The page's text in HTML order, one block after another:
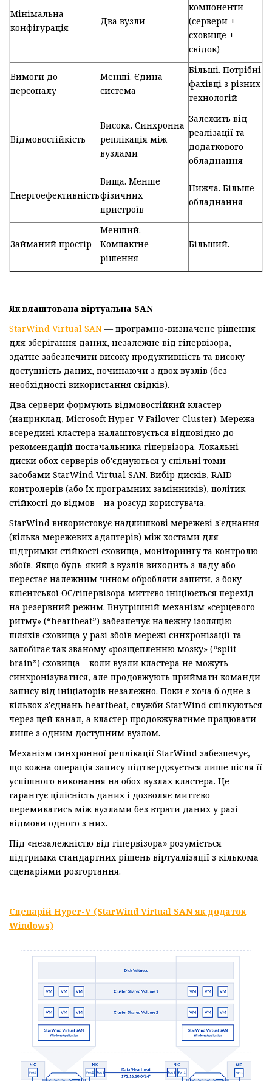
Мінімальна
конфігурація
Два вузли
компоненти
(сервери +
сховище +
свідок)
Вимоги до
персоналу
Менші. Єдина
система
Більші. Потрібні
фахівці з різних
технологій
Відмовостійкість
Висока. Синхронна
реплікація між
вузлами
Залежить від
реалізації та
додаткового
обладнання
Енергоефективність
Вища. Менше
фізичних
пристроїв
Нижча. Більше
обладнання
Займаний простір
Менший.
Компактне
рішення
Більший.
Як влаштована віртуальна SAN
StarWind Virtual SAN — програмно-визначене рішення
для зберігання даних, незалежне від гіпервізора,
здатне забезпечити високу продуктивність та високу
доступність даних, починаючи з двох вузлів (без
необхідності використання свідків).
Два сервери формують відмовостійкий кластер
(наприклад, Microsoft Hyper-V Failover Cluster). Мережа
всередині кластера налаштовується відповідно до
рекомендацій постачальника гіпервізора. Локальні
диски обох серверів об'єднуються у спільні томи
засобами StarWind Virtual SAN. Вибір дисків, RAID-
контролерів (або їх програмних замінників), політик
стійкості до відмов – на розсуд користувача.
StarWind використовує надлишкові мережеві з'єднання
(кілька мережевих адаптерів) між хостами для
підтримки стійкості сховища, моніторингу та контролю
збоїв. Якщо будь-який з вузлів виходить з ладу або
перестає належним чином обробляти запити, з боку
клієнтської ОС/гіпервізора миттєво ініціюється перехід
на резервний режим. Внутрішній механізм «серцевого
ритму» (“heartbeat”) забезпечує належну ізоляцію
шляхів сховища у разі збоїв мережі синхронізації та
запобігає так званому «розщепленню мозку» (“split-
brain”) сховища – коли вузли кластера не можуть
синхронізуватися, але продовжують приймати команди
запису від ініціаторів незалежно. Поки є хоча б одне з
кількох з'єднань heartbeat, служби StarWind спілкуються
через цей канал, а кластер продовжуватиме працювати
лише з одним доступним вузлом.
Механізм синхронної реплікації StarWind забезпечує,
що кожна операція запису підтверджується лише після її
успішного виконання на обох вузлах кластера. Це
гарантує цілісність даних і дозволяє миттєво
перемикатись між вузлами без втрати даних у разі
відмови одного з них.
Під «незалежністю від гіпервізора» розуміється
підтримка стандартних рішень віртуалізації з кількома
сценаріями розгортання.
Сценарій Hyper-V (StarWind Virtual SANяк додаток
Windows)